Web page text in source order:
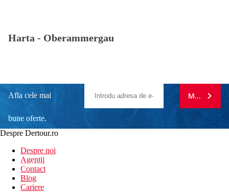
Harta - Oberammergau
Afla cele mai
bune oferte.
newsletter!
MA
Despre Dertour.ro
Despre noi
Agentii
Contact
Blog
Cariere